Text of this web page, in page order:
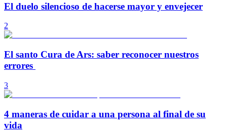
El duelo silencioso de hacerse mayor y envejecer
2
El santo Cura de Ars: saber reconocer nuestros
errores
3
4 maneras de cuidar a una persona al final de su
vida